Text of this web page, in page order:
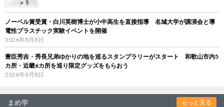
ノーベル賞受賞・白川英樹博士が小中高生を直接指導 名城大学が講演会と導
電性プラスチック実験イベントを開催
2026年8月8日
豊臣秀吉・秀長兄弟ゆかりの地を巡るスタンプラリーがスタート 和歌山市内5
カ所・近畿6カ所を巡り限定グッズをもらおう
2026年8月8日
まめ学 もっと見る